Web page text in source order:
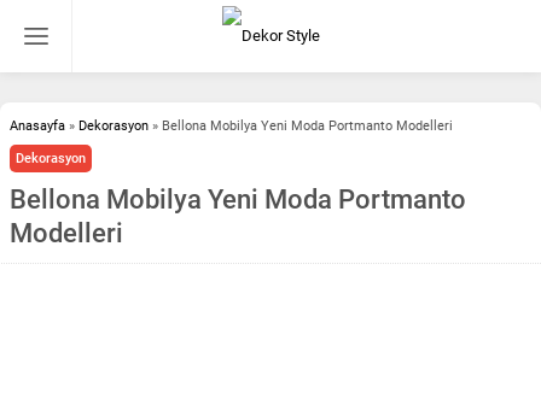
Anasayfa » Dekorasyon » Bellona Mobilya Yeni Moda Portmanto Modelleri
Dekorasyon
Bellona Mobilya Yeni Moda Portmanto
Modelleri